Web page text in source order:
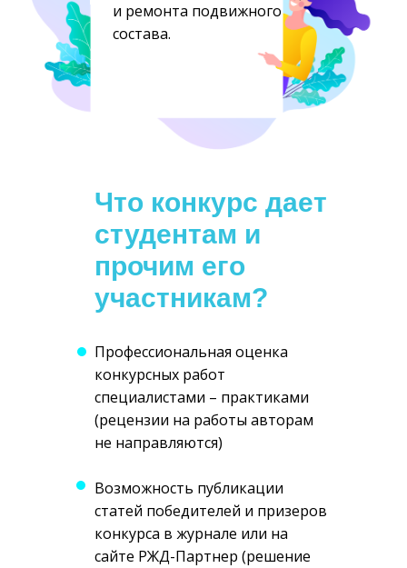
и ремонта подвижного
состава.
Что конкурс дает
студентам и
прочим его
участникам?
Профессиональная оценка
конкурсных работ
специалистами – практиками
(рецензии на работы авторам
не направляются)
Возможность публикации
статей победителей и призеров
конкурса в журнале или на
сайте РЖД-Партнер (решение